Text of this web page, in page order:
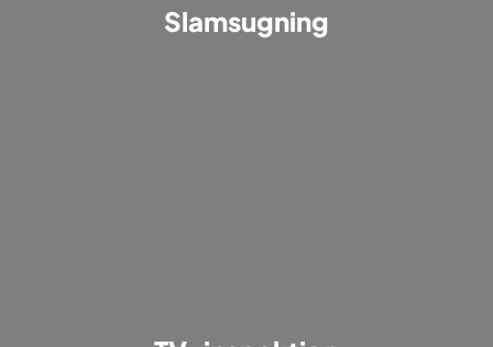
Slamsugning